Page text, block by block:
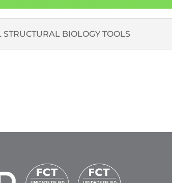
BIOLOGY TOOLS